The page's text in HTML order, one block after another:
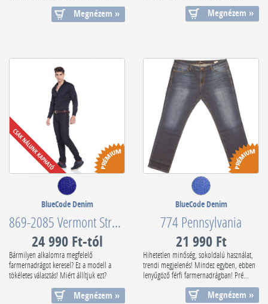
Megnézem » Megnézem »
BlueCode Denim
869-2085 Vermont Stretch Original Denim Style
24 990 Ft-tól
Bármilyen alkalomra megfelelő
farmernadrágot keresel? Ez a modell a
tökéletes választás! Miért állítjuk ezt?
Megnézem »
BlueCode Denim
774 Pennsylvania
21 990 Ft
Hihetetlen minőség, sokoldalú használat,
trendi megjelenés! Mindez egyben, ebben
lenyűgöző férfi farmernadrágban! Pré...
Megnézem »